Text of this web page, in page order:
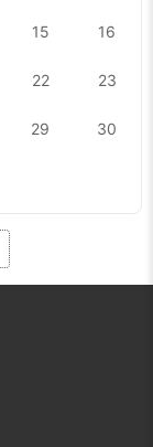
15 16
22 23
29 30